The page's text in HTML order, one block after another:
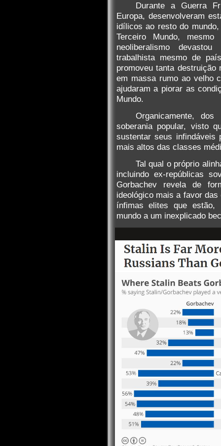
Durante a Guerra
Europa, desenvolveram
idílicos ao resto do
Terceiro Mundo,
neoliberalismo
trabalhista mesmo de
promoveu tanta destruição
em massa rumo ao velho
ajudaram a piorar as
Mundo.
Organicamente,
soberania popular, visto
sustentar seus
mais altos das classes
Tal qual o próprio
incluindo ex-repúblicas
Gorbachev revela de
ideológico mais a favor
ínfimas elites que estão,
mundo a um inexplicado